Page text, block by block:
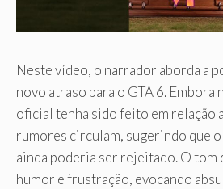
Neste vídeo, o narrador aborda a
novo atraso para o GTA 6. Embora
oficial tenha sido feito em relação
rumores circulam, sugerindo que
ainda poderia ser rejeitado. O
humor e frustração, evocando